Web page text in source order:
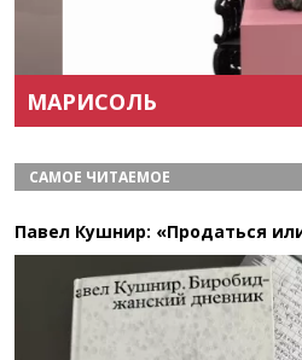
МАРИСОЛЬ
САМОЕ ЧИТАЕМОЕ
Павел Кушнир: «Продаться